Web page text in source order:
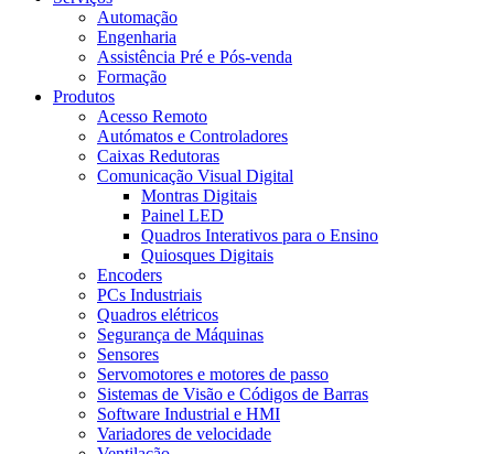
Automação
Engenharia
Assistência Pré e Pós-venda
Formação
Produtos
Acesso Remoto
Autómatos e Controladores
Caixas Redutoras
Comunicação Visual Digital
Montras Digitais
Painel LED
Quadros Interativos para o Ensino
Quiosques Digitais
Encoders
PCs Industriais
Quadros elétricos
Segurança de Máquinas
Sensores
Servomotores e motores de passo
Sistemas de Visão e Códigos de Barras
Software Industrial e HMI
Variadores de velocidade